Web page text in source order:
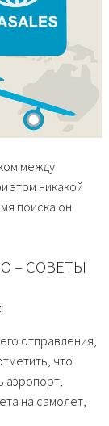
между
этом никакой
поиска он
– СОВЕТЫ
отправления,
что
аэропорт,
на самолет,